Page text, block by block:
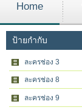
Home
ป้ายกำกับ
ละครช่อง 3
ละครช่อง 8
ละครช่อง 9